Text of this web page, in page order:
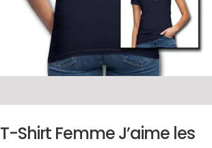
T-Shirt Femme J’aime les